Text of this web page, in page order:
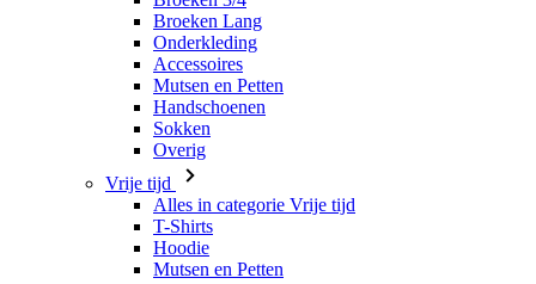
Broeken Lang
Onderkleding
Accessoires
Mutsen en Petten
Handschoenen
Sokken
Overig
Vrije tijd
Alles in categorie Vrije tijd
T-Shirts
Hoodie
Mutsen en Petten